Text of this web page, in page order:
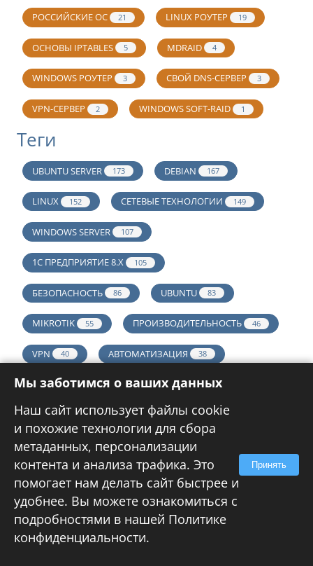
РОССИЙСКИЕ ОС 21 LINUX РОУТЕР 19
ОСНОВЫ IPTABLES 5 MDRAID 4
WINDOWS РОУТЕР 3 СВОЙ DNS-СЕРВЕР 3
VPN-СЕРВЕР 2 WINDOWS SOFT-RAID 1
Теги
UBUNTU SERVER 173 DEBIAN 167
LINUX 152 СЕТЕВЫЕ ТЕХНОЛОГИИ 149
WINDOWS SERVER 107
1С ПРЕДПРИЯТИЕ 8.Х 105
БЕЗОПАСНОСТЬ 86 UBUNTU 83
MIKROTIK 55 ПРОИЗВОДИТЕЛЬНОСТЬ 46
VPN 40 АВТОМАТИЗАЦИЯ 38
ВИРТУАЛИЗАЦИЯ 38 ACTIVE DIRECTORY
ВСЕ ТЕГИ
Статистика
Реклама
Мы заботимся о ваших данных
Наш сайт использует файлы cookie
и похожие технологии для сбора
метаданных, персонализации
контента и анализа трафика. Это
помогает нам делать сайт быстрее и
удобнее. Вы можете ознакомиться с
подробностями в нашей Политике
конфиденциальности.
Принять